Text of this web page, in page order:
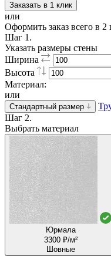
Заказать в 1 клик
или
Оформить заказ всего в 2
Шаг 1.
Указать размеры стены
Ширина
Высота
Материал:
или
Стандартный размер
Шаг 2.
Выбрать материал
Юрмала
3300 ₽/м²
Шовные